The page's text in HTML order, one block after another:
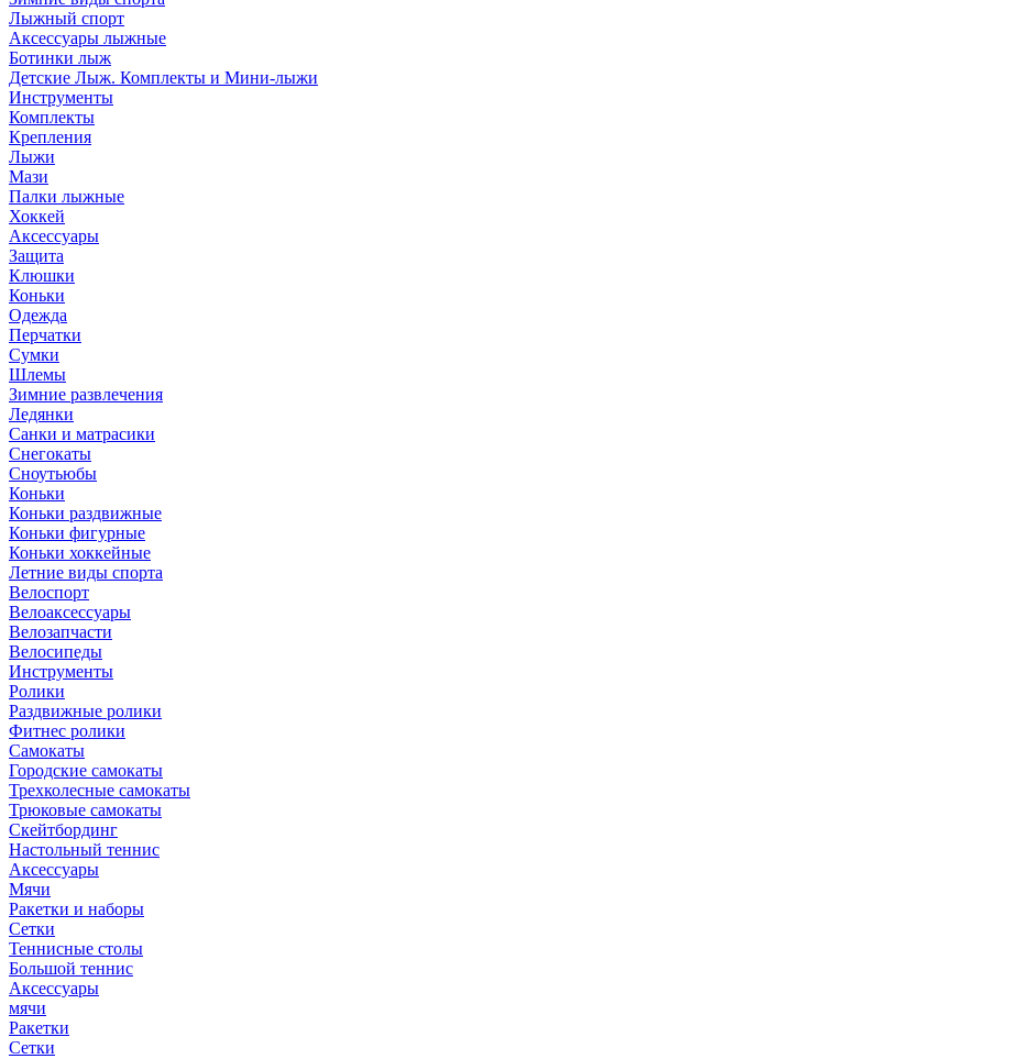
Лыжный спорт
Аксессуары лыжные
Ботинки лыж
Детские Лыж. Комплекты и Мини-лыжи
Инструменты
Комплекты
Крепления
Лыжи
Мази
Палки лыжные
Хоккей
Аксессуары
Защита
Клюшки
Коньки
Одежда
Перчатки
Сумки
Шлемы
Зимние развлечения
Ледянки
Санки и матрасики
Снегокаты
Сноутьюбы
Коньки
Коньки раздвижные
Коньки фигурные
Коньки хоккейные
Летние виды спорта
Велоспорт
Велоаксессуары
Велозапчасти
Велосипеды
Инструменты
Ролики
Раздвижные ролики
Фитнес ролики
Самокаты
Городские самокаты
Трехколесные самокаты
Трюковые самокаты
Скейтбординг
Настольный теннис
Аксессуары
Мячи
Ракетки и наборы
Сетки
Теннисные столы
Большой теннис
Аксессуары
мячи
Ракетки
Сетки